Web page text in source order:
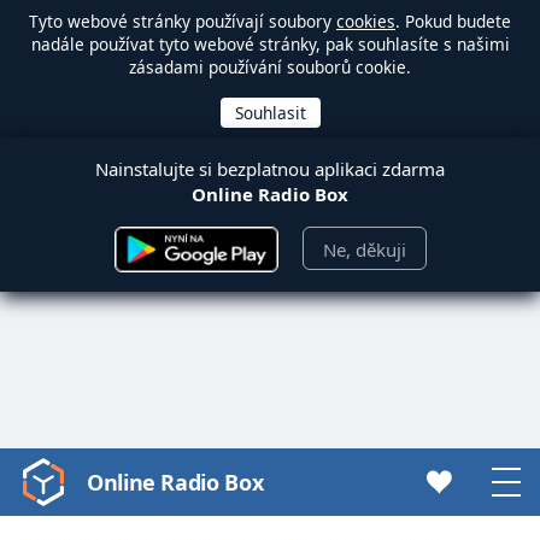
Tyto webové stránky používají soubory cookies. Pokud budete
nadále používat tyto webové stránky, pak souhlasíte s našimi
zásadami používání souborů cookie.
Nainstalujte si bezplatnou aplikaci zdarma
Online Radio Box
Ne, děkuji
Video
Player
Online Radio Box